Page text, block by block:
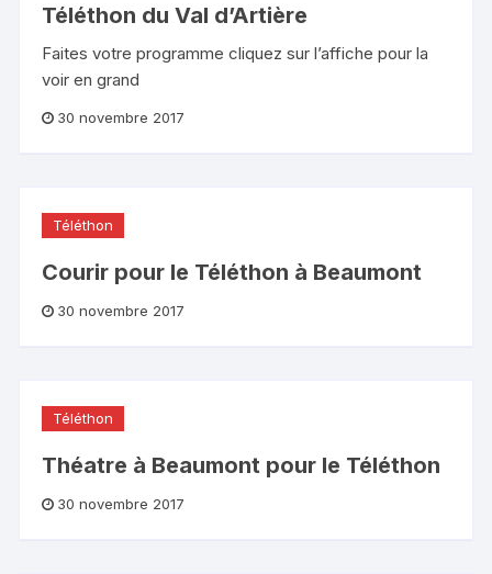
Téléthon du Val d’Artière
Faites votre programme cliquez sur l’affiche pour la
voir en grand
30 novembre 2017
Téléthon
Courir pour le Téléthon à Beaumont
30 novembre 2017
Téléthon
Théatre à Beaumont pour le Téléthon
30 novembre 2017